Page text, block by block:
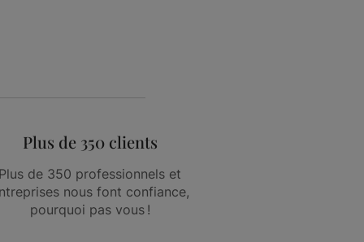
Plus de 350 clients
de 350 professionnels et
nous font confiance,
pourquoi pas vous !